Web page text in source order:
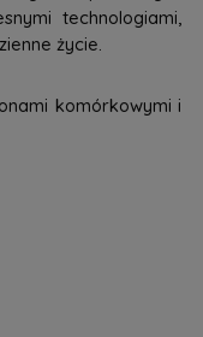
technologiami,
życie.
komórkowymi i